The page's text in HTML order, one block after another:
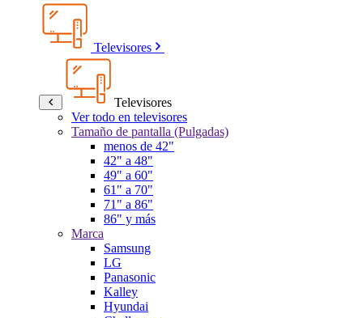
Televisores
Televisores
Ver todo en televisores
Tamaño de pantalla (Pulgadas)
menos de 42"
42" a 48"
49" a 60"
61" a 70"
71" a 86"
86" y más
Marca
Samsung
LG
Panasonic
Kalley
Hyundai